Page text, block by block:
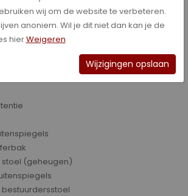
stoel (geheugen)
wij om de website te verbeteren.
anoniem. Wil je dit niet dan kan je de
hierWeigeren
Wijzigingen opslaan